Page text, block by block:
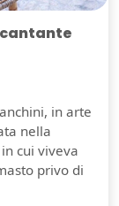
in arte
nella
cui viveva
privo di